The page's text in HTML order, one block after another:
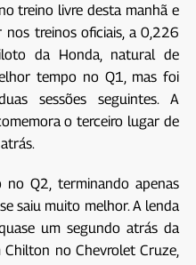
treino livre desta manhã e
treinos oficiais, a 0,226
da Honda, natural de
tempo no Q1, mas foi
sessões seguintes. A
o terceiro lugar de
Q2, terminando apenas
saiu muito melhor. A lenda
um segundo atrás da
no Chevrolet Cruze,